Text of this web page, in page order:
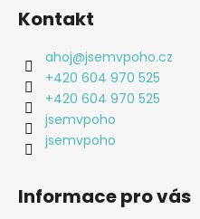
Kontakt
ahoj@jsemvpoho.cz
+420 604 970 525
+420 604 970 525
jsemvpoho
jsemvpoho
Informace pro vás